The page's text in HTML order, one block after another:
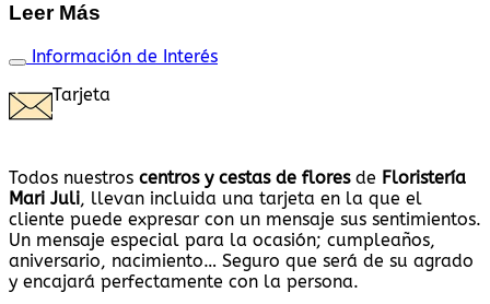
Leer Más
Información de Interés
Tarjeta
Todos nuestros centros y cestas de flores de Floristería
Mari Juli, llevan incluida una tarjeta en la que el
cliente puede expresar con un mensaje sus sentimientos.
Un mensaje especial para la ocasión; cumpleaños,
aniversario, nacimiento… Seguro que será de su agrado
y encajará perfectamente con la persona.